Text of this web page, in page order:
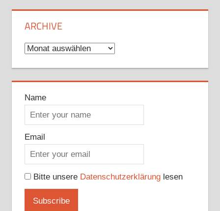
ARCHIVE
Archive
Name
Email
Bitte unsere Datenschutzerklärunglesen